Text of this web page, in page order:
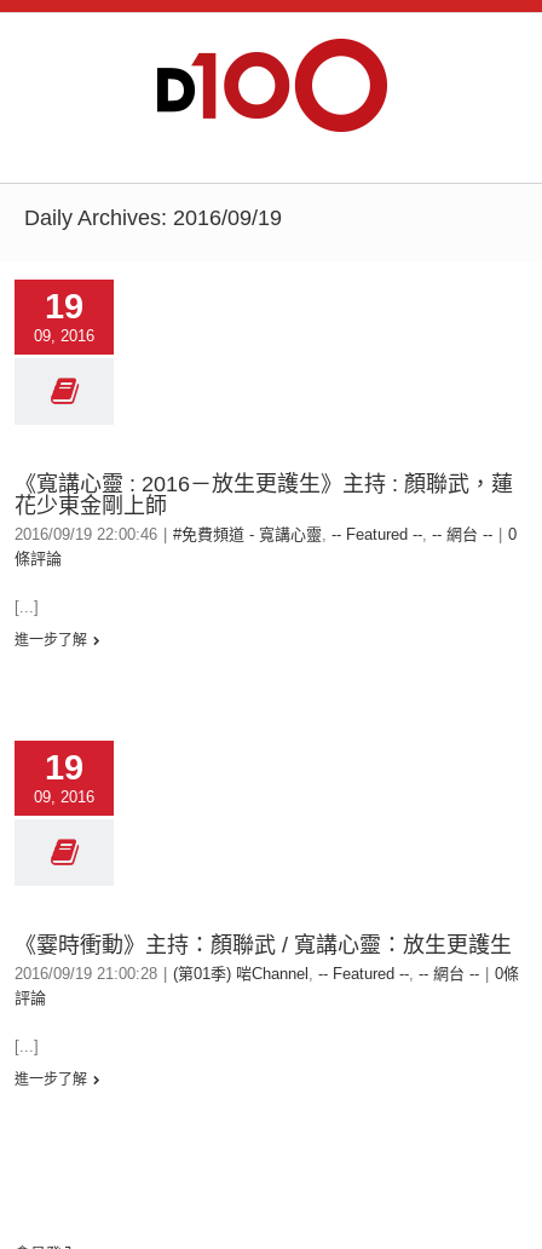
Daily Archives: 2016/09/19
19
09, 2016
《寬講心靈 : 2016－放生更護生》主持 : 顏聯武，蓮
花少東金剛上師
2016/09/19 22:00:46 #免費頻道 - 寬講心靈, -- Featured --, -- 網台 --
0
條評論
[...]
進一步了解
19
09, 2016
《霎時衝動》主持：顏聯武 / 寬講心靈：放生更護生
2016/09/19 21:00:28 (第01季) 啱Channel , -- Featured --, -- 網台 --
0條
評論
[...]
進一步了解